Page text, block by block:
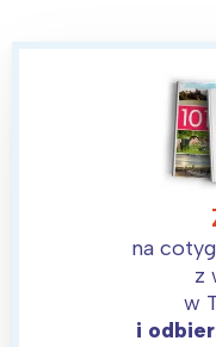
na
z
w
i